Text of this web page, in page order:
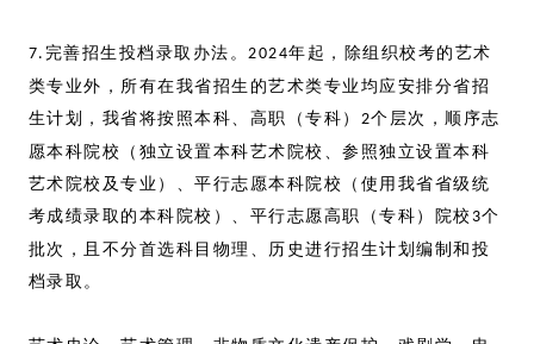
7. 完善招生投档录取办法。2024年起，除组织校考的艺术
类专业外，所有在我省招生的艺术类专业均应安排分省招
生计划，我省将按照本科、高职（专科） 2个层次，顺序志
愿本科院校（独立设置本科艺术院校、参照独立设置本科
艺术院校及专业）、平行志愿本科院校（使用我省省级统
考成绩录取的本科院校）、平行志愿高职（专科）院校 3个
批次，且不分首选科目物理、历史进行招生计划编制和投
档录取。